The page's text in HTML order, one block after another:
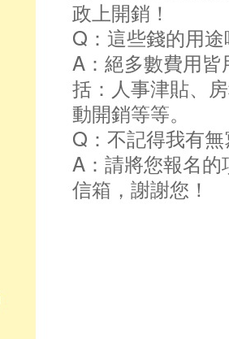
政上開銷！
Q：這些錢的用
A：絕多數費用
括：人事津貼、
動開銷等等。
Q：不記得我有
A：請將您報名
信箱，謝謝您！